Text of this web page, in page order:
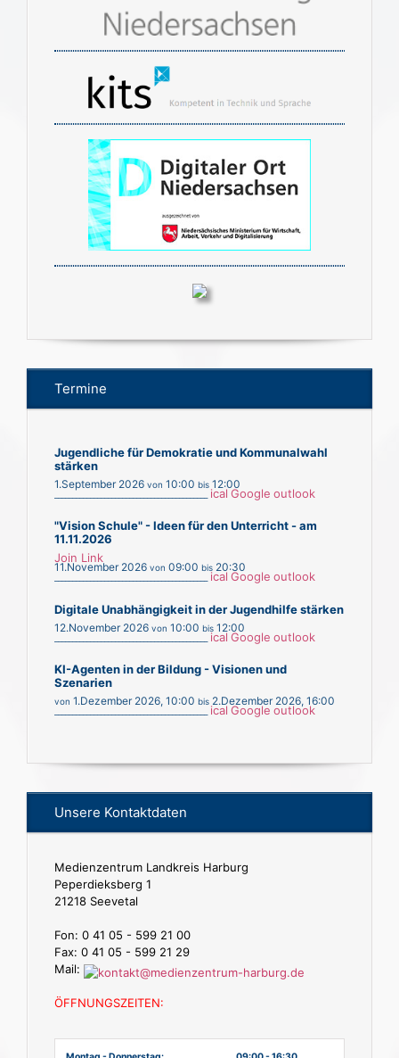
Termine
Jugendliche für Demokratie und Kommunalwahl
stärken
1.September 2026 von 10:00 bis 12:00
___________________________________________ ical Google outlook
"Vision Schule" - Ideen für den Unterricht - am
11.11.2026
Join Link
11.November 2026 von 09:00 bis 20:30
ical Google outlook
Digitale Unabhängigkeit in der Jugendhilfe stärken
12.November 2026 von 10:00 bis 12:00
ical Google outlook
KI-Agenten in der Bildung - Visionen und
Szenarien
von 1.Dezember 2026, 10:00 bis 2.Dezember 2026, 16:00
ical Google outlook
Unsere Kontaktdaten
Medienzentrum Landkreis Harburg
Peperdieksberg 1
21218 Seevetal
Fon: 0 41 05 - 599 21 00
Fax: 0 41 05 - 599 21 29
Mail:
ÖFFNUNGSZEITEN: